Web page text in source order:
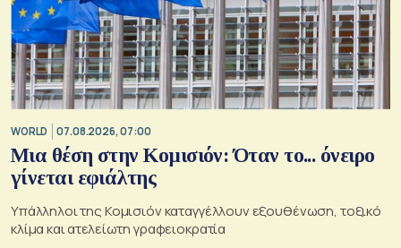
WORLD 07.08.2026, 07:00
Μια θέση στην Κομισιόν: Όταν το... όνειρο
γίνεται εφιάλτης
Υπάλληλοι της Κομισιόν καταγγέλλουν εξουθένωση, τοξικό
κλίμα και ατελείωτη γραφειοκρατία